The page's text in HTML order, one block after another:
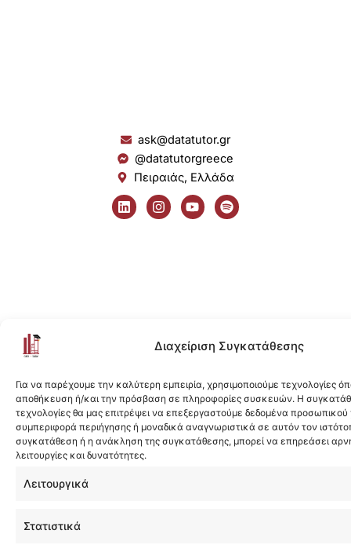
Διαχείριση Συγκατάθεσης
Για να παρέχουμε την καλύτερη εμπειρία, χρησιμοποιούμε τεχνολογίες
αποθήκευση ή/και την πρόσβαση σε πληροφορίες συσκευών. Η
τεχνολογίες θα μας επιτρέψει να επεξεργαστούμε δεδομένα
συμπεριφορά περιήγησης ή μοναδικά αναγνωριστικά σε αυτόν τον
συγκατάθεση ή η ανάκληση της συγκατάθεσης, μπορεί να επηρεάσει
λειτουργίες και δυνατότητες.
Λειτουργικά
Στατιστικά
ask@datatutor.gr
@datatutorgreece
Πειραιάς, Ελλάδα
L
i
n
I
n
s
Y
o
u
S
p
o